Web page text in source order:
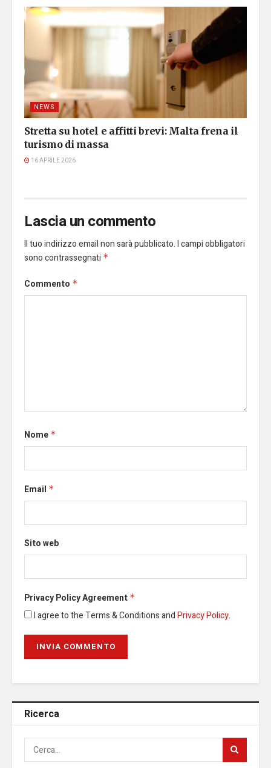
NEWS
Stretta su hotel e affitti brevi: Malta frena il
turismo di massa
16 APRILE 2026
Lascia un commento
Il tuo indirizzo email non sarà pubblicato.I campi obbligatori
sono contrassegnati *
Commento *
Nome *
Email *
Sito web
Privacy Policy Agreement *
I agree to the Terms & Conditions andPrivacy Policy.
Ricerca